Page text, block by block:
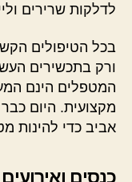
לדלקות שרירים
בכל הטיפולים
ורק בתכשירים
המטפלים הינם
מקצועית. היום
אביב כדי להינות
כנסים